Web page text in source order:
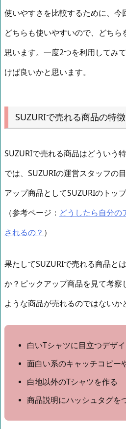
使いやすさを比較するために、今
どちらも使いやすいので、どちら
思います。一度2つを利用してみ
けば良いかと思います。
SUZURIで売れる商品の特徴
SUZURIで売れる商品はどういう
では、SUZURIの運営スタッフの
アップ商品としてSUZURIのトッ
（参考ページ： どうしたら自分の
されるの？ ）
果たしてSUZURIで売れる商品と
か？ピックアップ商品を見て考察
ような商品が売れるのではないか
白いTシャツに目立つデザ
面白い系のキャッチコピー
白地以外のTシャツを作る
商品説明にハッシュタグを